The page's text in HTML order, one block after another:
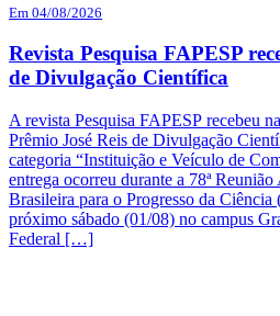
Em 04/08/2026
Revista Pesquisa FAPESP
de Divulgação Científica
A revista Pesquisa FAPESP recebeu
Prêmio José Reis de Divulgação
categoria “Instituição e Veículo de
entrega ocorreu durante a 78ª
Brasileira para o Progresso da Ciência
próximo sábado (01/08) no campus
Federal […]